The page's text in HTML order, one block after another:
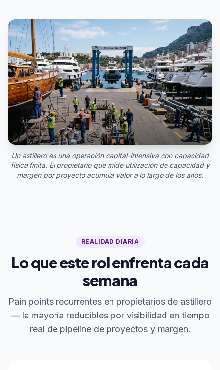
Un astillero es una operación capital-intensiva con capacidad
física finita. El propietario que mide utilización de capacidad y
margen por proyecto acumula valor a lo largo de los años.
REALIDAD DIARIA
Lo que este rol enfrenta cada
semana
Pain points recurrentes en propietarios de astillero
— la mayoría reducibles por visibilidad en tiempo
real de pipeline de proyectos y margen.